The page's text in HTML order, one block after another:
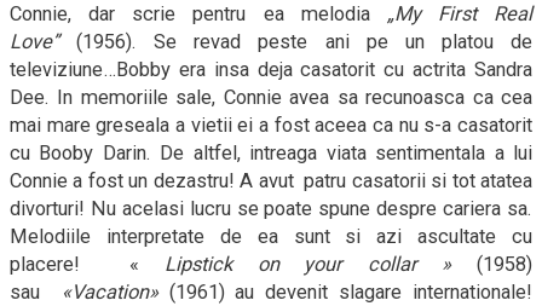
Connie, dar scrie pentru ea melodia
„My First Real
Love”(1956). Se revad peste ani pe un platou de
televiziune…Bobby era insa deja casatorit cu actrita Sandra
Dee. In memoriile sale, Connie avea sa recunoasca ca cea
mai mare greseala a vietii ei a fost aceea ca nu s-a casatorit
cu Booby Darin. De altfel, intreaga viata sentimentala a lui
Connie a fost un dezastru! A avut patru casatorii si tot atatea
divorturi! Nu acelasi lucru se poate spune despre cariera sa.
Melodiile interpretate de ea sunt si azi ascultate cu
placere!
« Lipstick on your collar »(1958)
sau
«Vacation»(1961) au devenit slagare internationale!